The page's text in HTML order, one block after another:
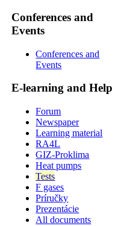
Conferences and
Events
Conferences and
Events
E-learning and Help
Forum
Newspaper
Learning material
RA4L
GIZ-Proklima
Heat pumps
Tests
F gases
Príručky
Prezentácie
All documents